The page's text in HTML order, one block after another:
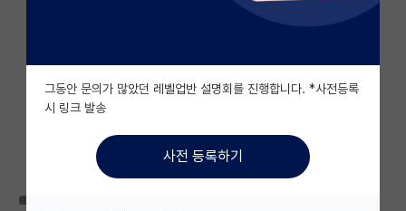
자유 게시판(아무개랩)
미국 유학 게시판
미국 대학원 합격 후기 게시판
대학원생 모집 게시판
■ 연구실 소개
그동안 문의가 많았던 레벨업반 설명회를 진행합니다. *사전등록
시 링크 발송
사전 등록하기